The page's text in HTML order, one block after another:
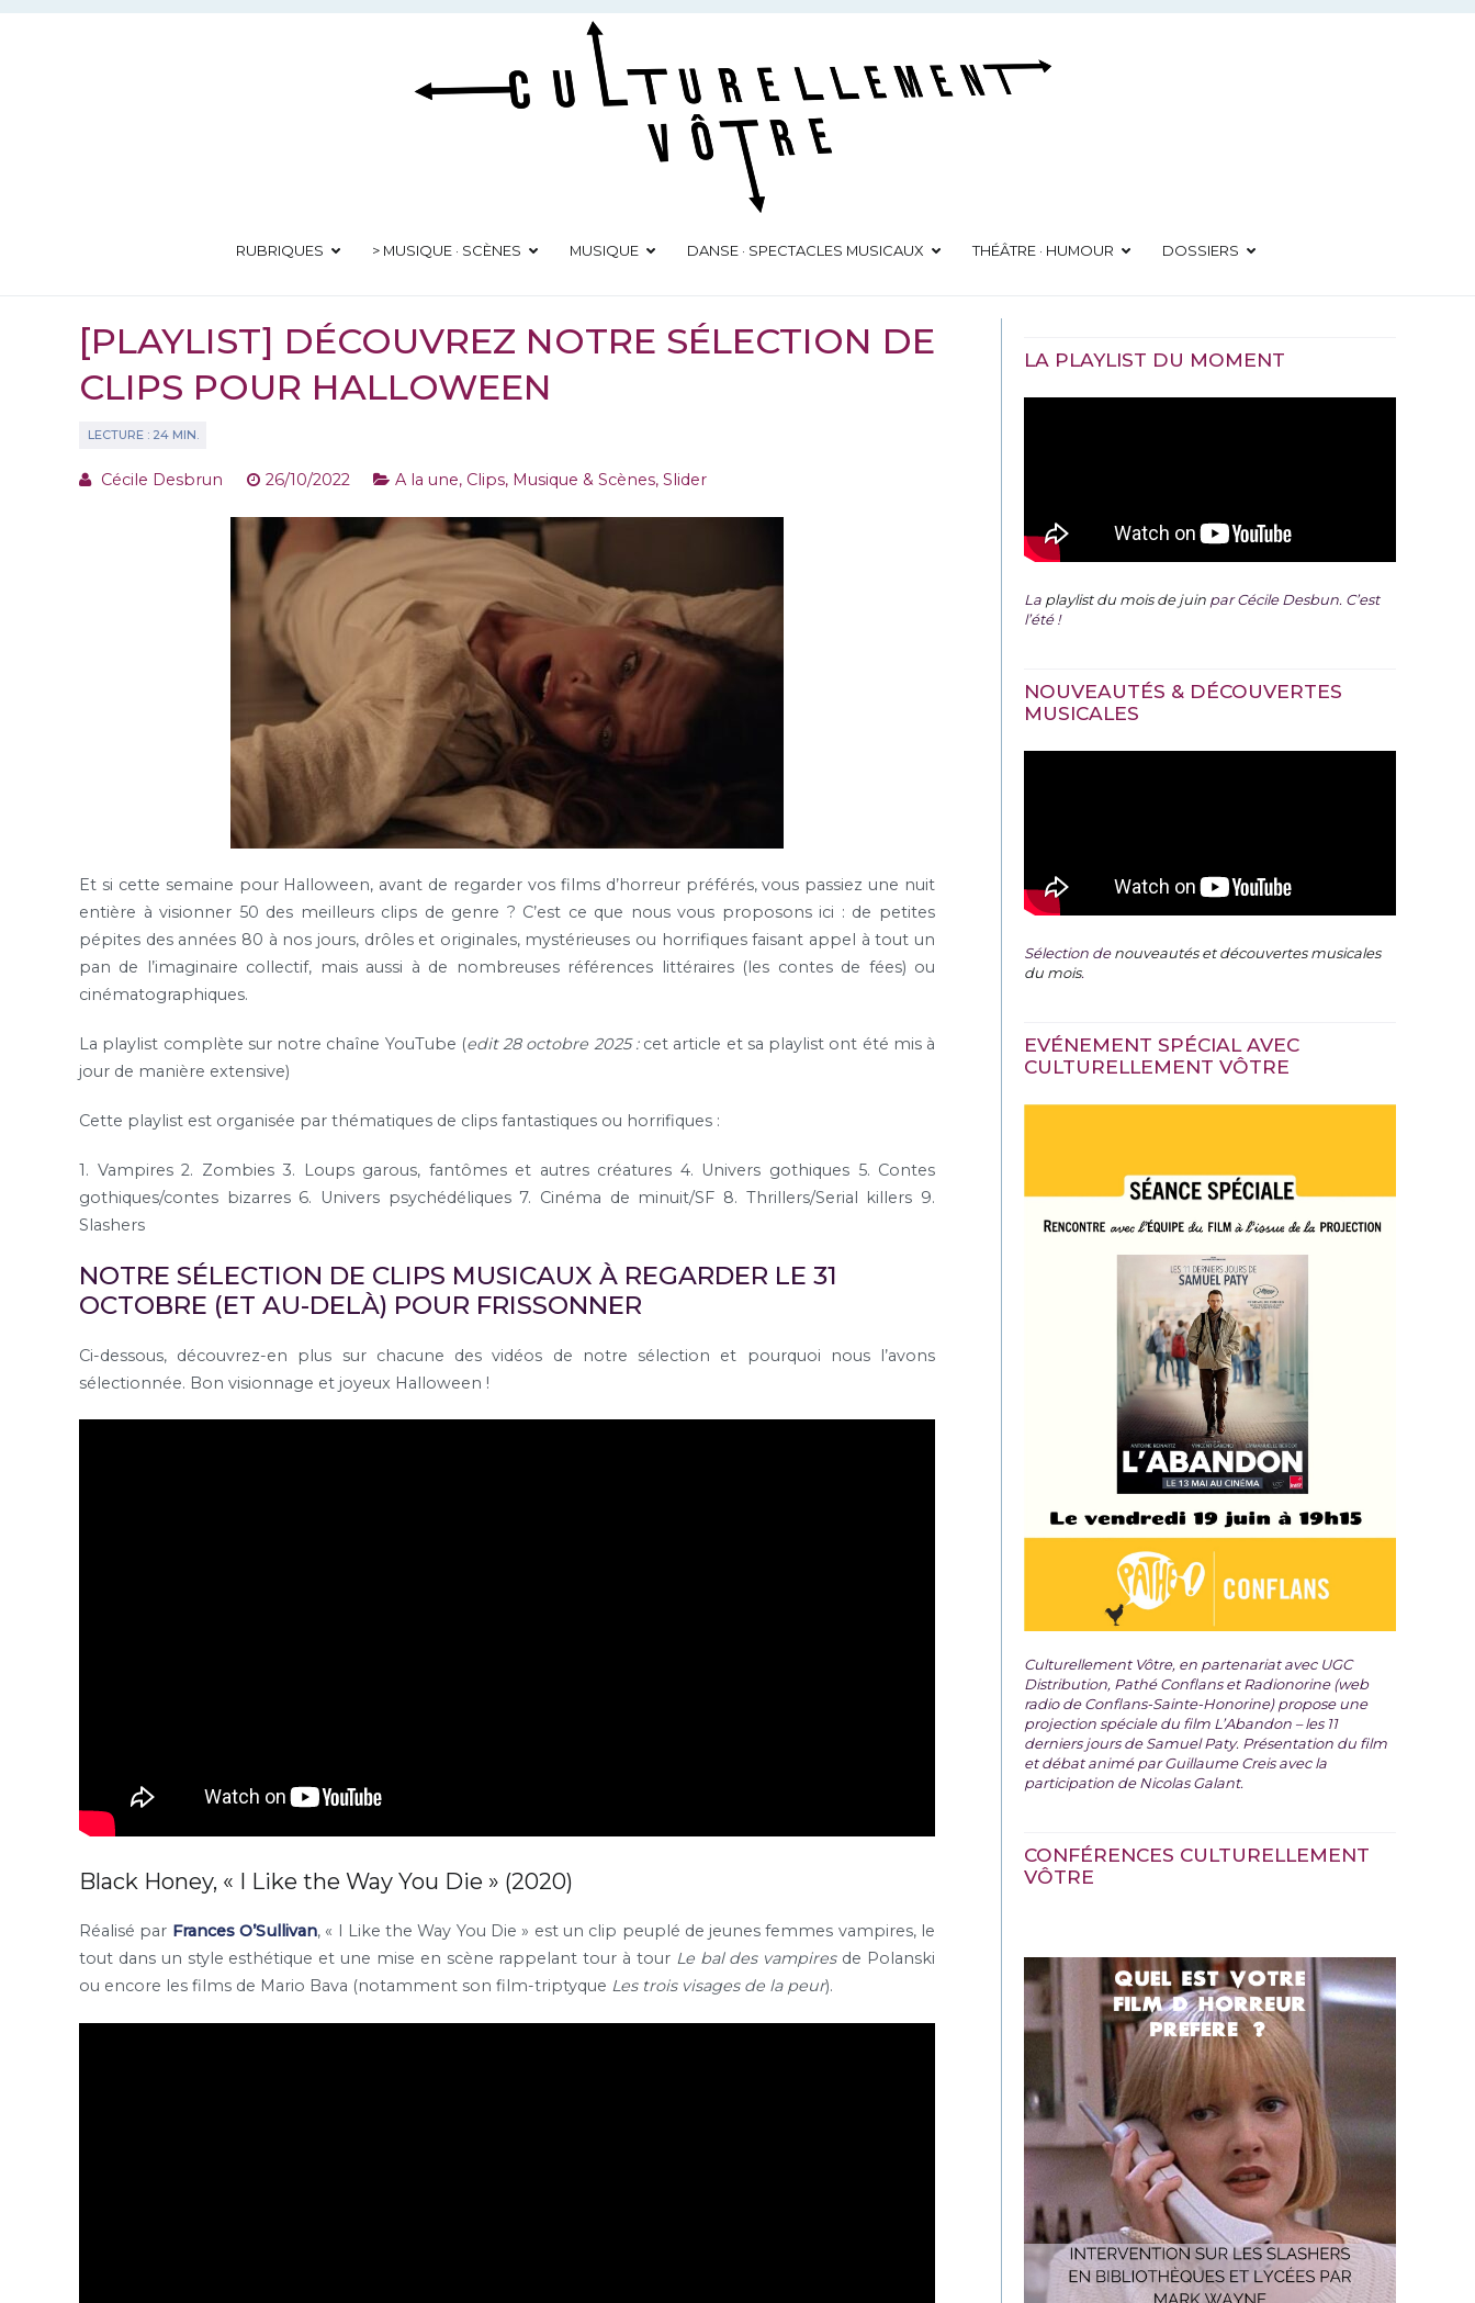
Aller
RUBRIQUES > MUSIQUE · SCÈNES MUSIQUE DANSE · SPECTACLES MUSICAUX THÉÂTRE · HUMOUR DOSSIERS
[PLAYLIST] DÉCOUVREZ NOTRE SÉLECTION DE
CLIPS POUR HALLOWEEN
Cécile Desbrun 26/10/2022 A la une, Clips, Musique & Scènes,Slider
Et si cette semaine pour Halloween, avant de regarder vos films d’horreur préférés, vous passiez une nuit
entière à visionner 50 des meilleurs clips de genre ? C’est ce que nous vous proposons ici : de petites
pépites des années 80 à nos jours, drôles et originales, mystérieuses ou horrifiques faisant appel à tout un
pan de l’imaginaire collectif, mais aussi à de nombreuses références littéraires (les contes de fées) ou
cinématographiques.
La playlist complète sur notre chaîne YouTube (edit 28 octobre 2025 :cet article et sa playlist ont été mis à
jour de manière extensive)
Cette playlist est organisée par thématiques de clips fantastiques ou horrifiques :
1. Vampires2. Zombies3. Loups garous, fantômes et autres créatures 4. Univers gothiques5. Contes
gothiques/contes bizarres6. Univers psychédéliques7. Cinéma de minuit/SF 8. Thrillers/Serial killers 9.
Slashers
NOTRE SÉLECTION DE CLIPS MUSICAUX À REGARDER LE 31
OCTOBRE (ET AU-DELÀ) POUR FRISSONNER
Ci-dessous, découvrez-en plus sur chacune des vidéos de notre sélection et pourquoi nous l’avons
sélectionnée. Bon visionnage et joyeux Halloween !
Black Honey, « I Like the Way You Die » (2020)
Réalisé par Frances O’Sullivan, « I Like the Way You Die » est un clip peuplé de jeunes femmes vampires, le
tout dans un style esthétique et une mise en scène rappelant tour à tour Le bal des vampiresde Polanski
ou encore les films de Mario Bava (notamment son film-triptyque Les trois visages de la peur).
LA PLAYLIST DU MOMENT
La playlist du mois de juin par Cécile Desbun. C’est
l’été !
NOUVEAUTÉS & DÉCOUVERTES
MUSICALES
Sélection denouveautés et découvertes musicales
du mois.
EVÉNEMENT SPÉCIAL AVEC
CULTURELLEMENT VÔTRE
Culturellement Vôtre, en partenariat avec UGC
Distribution, Pathé Conflans et Radionorine (web
radio de Conflans-Sainte-Honorine) propose une
projection spéciale du film L’Abandon – les 11
derniers jours de Samuel Paty. Présentation du film
et débat animé par Guillaume Creis avec la
participation de Nicolas Galant.
CONFÉRENCES CULTURELLEMENT
VÔTRE